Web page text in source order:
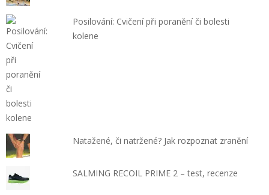
Posilování: Cvičení při poranění či bolesti
kolene
Natažené, či natržené? Jak rozpoznat zranění
SALMING RECOIL PRIME 2 – test, recenze